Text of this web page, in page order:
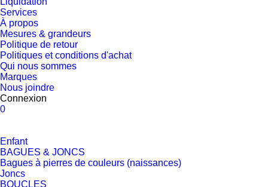
Services
À propos
Mesures & grandeurs
Politique de retour
Politiques et conditions d'achat
Qui nous sommes
Marques
Nous joindre
Connexion
0
Enfant
BAGUES & JONCS
Bagues à pierres de couleurs (naissances)
Joncs
BOUCLES